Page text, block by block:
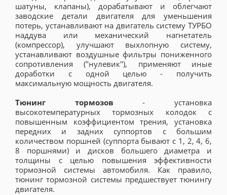
шатуны, клапаны), дорабатывают и облегчают
заводские детали двигателя для уменьшения
потерь, устанавливают на двигатель систему ТУРБО
наддува или механический нагнетатель
(компрессор), улучшают выхлопную систему,
устанавливают воздушные фильтры пониженного
сопротивления ("нулевик"), применяют иные
доработки с одной целью - получить
максимальную мощность двигателя.
Тюнинг тормозов - установка
высокотемпературных тормозных колодок с
повышенным коэффициентом трения, установка
передних и задних суппортов с большим
количеством поршней (суппорта бывают с 1, 2, 4, 6,
8 поршнями) и дисков большего диаметра и
толщины с целью повышения эффективности
тормозной системы автомобиля. Как правило,
тюнинг тормозной системы предшествует тюнингу
двигателя.